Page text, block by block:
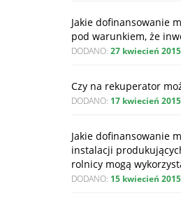
Jakie dofinansowanie
pod warunkiem, że
DODANO: 27 kwiecień 2015
Czy na rekuperator
DODANO: 17 kwiecień 2015
Jakie dofinansowanie
instalacji
rolnicy mogą
DODANO: 15 kwiecień 2015